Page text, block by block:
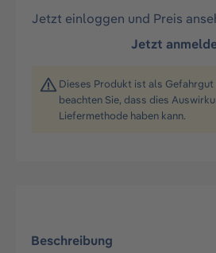
Jetzt einloggen und Preis
Jetzt
Dieses Produkt ist als
beachten Sie, dass dies
Liefermethode haben kann.
Beschreibung